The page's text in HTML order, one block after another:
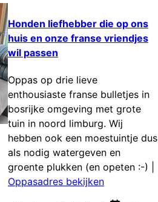
Honden liefhebber die op ons
huis en onze franse vriendjes
wil passen
Oppas op drie lieve
enthousiaste franse bulletjes in
bosrijke omgeving met grote
tuin in noord limburg. Wij
hebben ook een moestuintje dus
als nodig watergeven en
groente plukken (en opeten :-)
Oppasadres bekijken